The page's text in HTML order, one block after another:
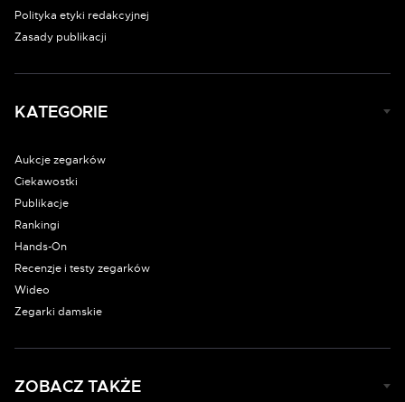
Polityka etyki redakcyjnej
Zasady publikacji
KATEGORIE
Aukcje zegarków
Ciekawostki
Publikacje
Rankingi
Hands-On
Recenzje i testy zegarków
Wideo
Zegarki damskie
ZOBACZ TAKŻE